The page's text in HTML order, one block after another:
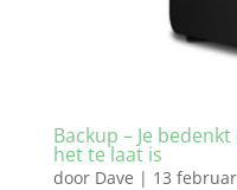
Backup – Je
het te laat is
door Dave | 13